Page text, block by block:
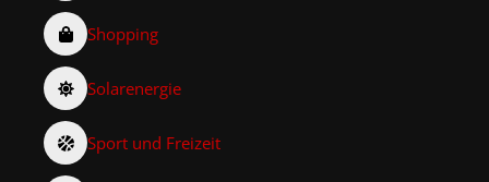
Shopping
Solarenergie
Sport und Freizeit